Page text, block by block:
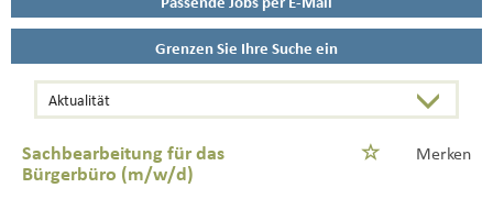
Passende Jobs per E-Mail
Grenzen Sie Ihre Suche ein
Sachbearbeitung für das
Bürgerbüro (m/w/d)
Merken